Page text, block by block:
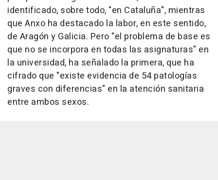
identificado, sobre todo, "en Cataluña", mientras
que Anxo ha destacado la labor, en este sentido,
de Aragón y Galicia. Pero "el problema de base es
que no se incorpora en todas las asignaturas" en
la universidad, ha señalado la primera, que ha
cifrado que "existe evidencia de 54 patologías
graves con diferencias" en la atención sanitaria
entre ambos sexos.